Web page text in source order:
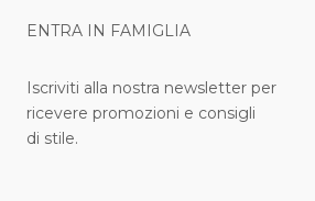
ENTRA IN FAMIGLIA
Iscriviti alla nostra newsletter per
ricevere promozioni e consigli
di stile.